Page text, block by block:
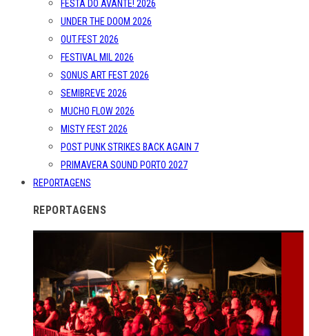
FESTA DO AVANTE! 2026
UNDER THE DOOM 2026
OUT.FEST 2026
FESTIVAL MIL 2026
SONUS ART FEST 2026
SEMIBREVE 2026
MUCHO FLOW 2026
MISTY FEST 2026
POST PUNK STRIKES BACK AGAIN 7
PRIMAVERA SOUND PORTO 2027
REPORTAGENS
REPORTAGENS